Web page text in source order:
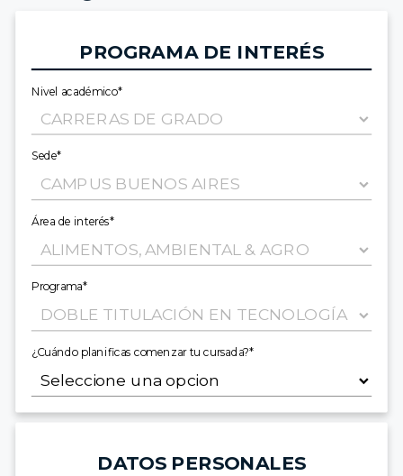
PROGRAMA DE INTERÉS
Nivel académico*
Sede*
Área de interés*
Programa*
¿Cuándo planificas comenzar tu cursada?*
DATOS PERSONALES